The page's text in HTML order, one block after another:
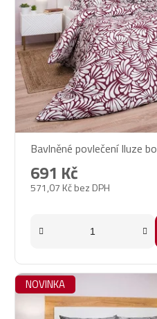
Bavlněné povlečení Iluze
571,07 Kč bez DPH
691 Kč
NOVINKA